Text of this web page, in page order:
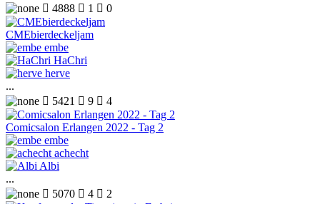
 4888  1  0
CMEbierdeckeljam
embe
HaChri
herve
...
 5421  9  4
Comicsalon Erlangen 2022 - Tag 2
embe
achecht
Albi
...
 5070  4  2